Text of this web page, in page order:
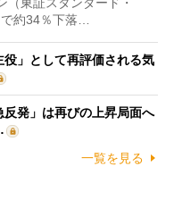
東証スタンダード・
約34％下落…
」として再評価される気
発」は再びの上昇局面へ
一覧を見る